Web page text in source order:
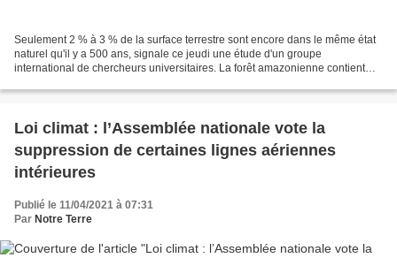
Seulement 2 % à 3 % de la surface terrestre sont encore dans le même état
naturel qu'il y a 500 ans, signale ce jeudi une étude d'un groupe
international de chercheurs universitaires. La forêt amazonienne contient
Loi climat : l’Assemblée nationale vote la
suppression de certaines lignes aériennes
intérieures
Publié le 11/04/2021 à 07:31
Par Notre Terre